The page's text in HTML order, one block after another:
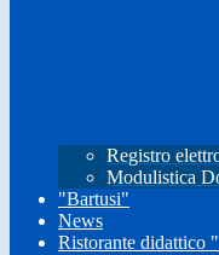
Registro
Modulistica
"Bartusi"
News
Ristorante didattico